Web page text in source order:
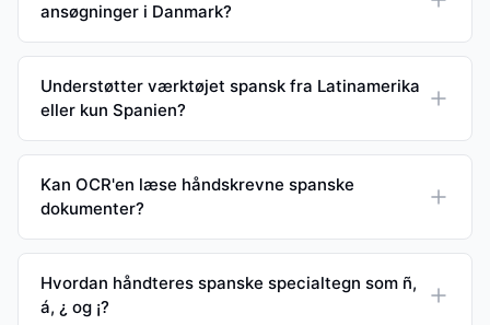
ansøgninger i Danmark?
Understøtter værktøjet spansk fra Latinamerika
eller kun Spanien?
Kan OCR'en læse håndskrevne spanske
dokumenter?
Hvordan håndteres spanske specialtegn som ñ,
á, ¿ og ¡?